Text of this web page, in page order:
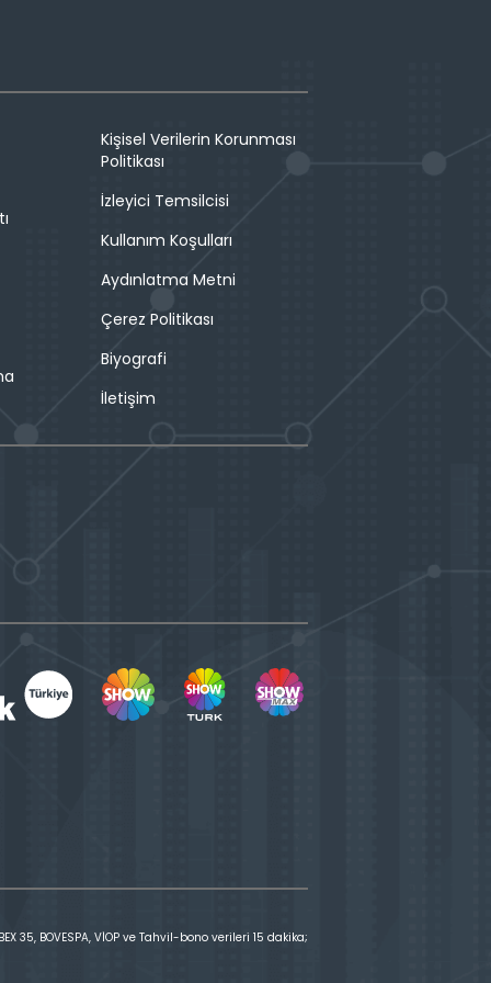
Kişisel Verilerin Korunması
Politikası
İzleyici Temsilcisi
Kullanım Koşulları
Aydınlatma Metni
Çerez Politikası
Biyografi
İletişim
35, BOVESPA, VİOP ve Tahvil-bono verileri 15 dakika;